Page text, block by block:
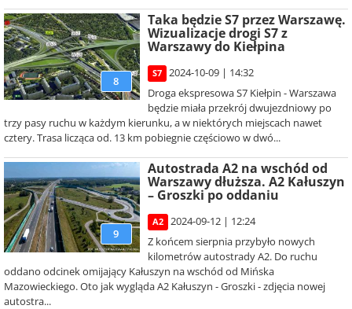
8
Taka będzie S7 przez Warszawę.
Wizualizacje drogi S7 z
Warszawy do Kiełpina
S7
2024-10-09 | 14:32
Droga ekspresowa S7 Kiełpin - Warszawa
będzie miała przekrój dwujezdniowy po
trzy pasy ruchu w każdym kierunku, a w niektórych miejscach nawet
cztery. Trasa licząca od. 13 km pobiegnie częściowo w dwó...
9
Autostrada A2 na wschód od
Warszawy dłuższa. A2 Kałuszyn
– Groszki po oddaniu
A2
2024-09-12 | 12:24
Z końcem sierpnia przybyło nowych
kilometrów autostrady A2. Do ruchu
oddano odcinek omijający Kałuszyn na wschód od Mińska
Mazowieckiego. Oto jak wygląda A2 Kałuszyn - Groszki - zdjęcia nowej
autostra...